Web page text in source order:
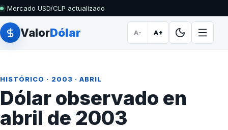
Mercado USD/CLP actualizado
ValorDólar A- A+
HISTÓRICO · 2003 · ABRIL
Dólar observado en
abril de 2003